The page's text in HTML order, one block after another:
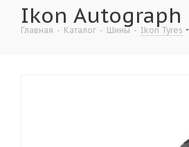
Ikon Autograph
Главная - Каталог - Шины - Ikon Tyres